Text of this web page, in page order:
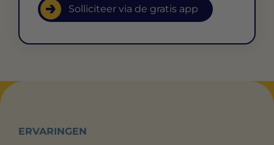
Solliciteer via de gratis app
ERVARINGEN